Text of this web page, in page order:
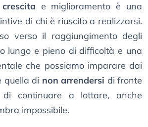
e miglioramento è una
di chi è riuscito a realizzarsi.
verso il raggiungimento degli
lungo e pieno di difficoltà e una
che possiamo imparare dai
quella di non arrendersi di fronte
continuare a lottare, anche
impossibile.